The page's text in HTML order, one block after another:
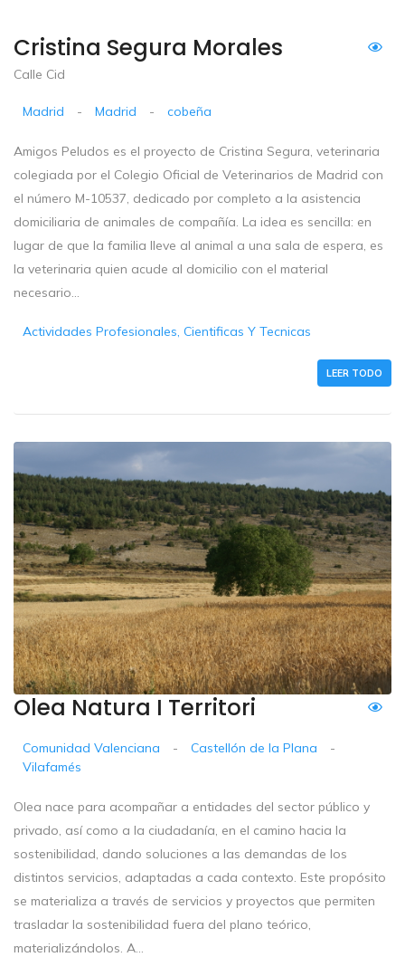
Cristina Segura Morales
Calle Cid
Madrid - Madrid - cobeña
Amigos Peludos es el proyecto de Cristina Segura, veterinaria
colegiada por el Colegio Oficial de Veterinarios de Madrid con
el número M-10537, dedicado por completo a la asistencia
domiciliaria de animales de compañía. La idea es sencilla: en
lugar de que la familia lleve al animal a una sala de espera, es
la veterinaria quien acude al domicilio con el material
necesario...
Actividades Profesionales, Cientificas Y Tecnicas
LEER TODO
Olea Natura I Territori
Comunidad Valenciana - Castellón de la Plana
-
Vilafamés
Olea nace para acompañar a entidades del sector público y
privado, así como a la ciudadanía, en el camino hacia la
sostenibilidad, dando soluciones a las demandas de los
distintos servicios, adaptadas a cada contexto. Este propósito
se materializa a través de servicios y proyectos que permiten
trasladar la sostenibilidad fuera del plano teórico,
materializándolos. A...